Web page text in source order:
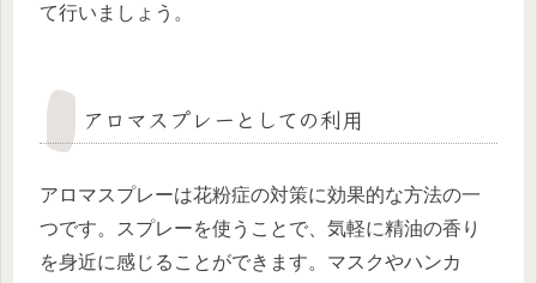
て行いましょう。
アロマスプレーとしての利用
アロマスプレーは花粉症の対策に効果的な方法の一
つです。スプレーを使うことで、気軽に精油の香り
を身近に感じることができます。マスクやハンカ